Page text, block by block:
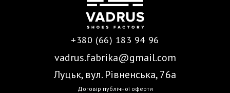
+380 (66) 183 94 96
vadrus.fabrika@gmail.com
Луцьк, вул. Рівненська, 76а
Договір публічної оферти